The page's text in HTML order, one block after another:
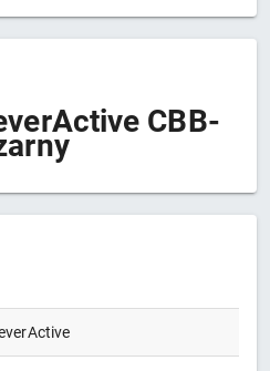
CBB-